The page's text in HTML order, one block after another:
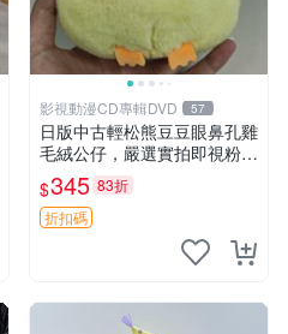
影視動漫CD專輯DVD 57
日版中古輕松熊豆豆眼鼻孔雞
毛絨公仔，嚴選實拍即視粉絲
必買 公仔紙箱氣泡膜精心包
裝快速發貨 輕松熊 公仔 雞毛
絨
$345 83折
折扣碼